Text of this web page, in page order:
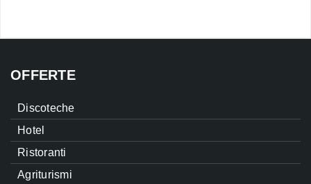
OFFERTE
Discoteche
Hotel
Ristoranti
Agriturismi